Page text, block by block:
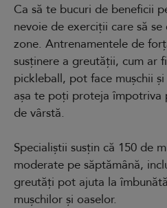
Ca să te bucuri de beneficii
nevoie de exerciții care să
zone. Antrenamentele de
susținere a greutății, cum ar
pickleball, pot face mușchii
așa te poți proteja împotriva
de vârstă.
Specialiștii susțin că 150 de
moderate pe săptămână,
greutăți pot ajuta la
mușchilor și oaselor.